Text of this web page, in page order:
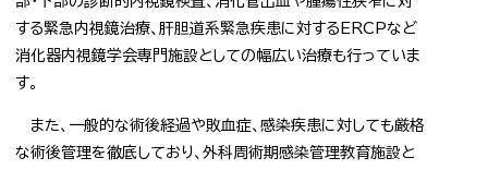
する緊急内視鏡治療、肝胆道系緊急疾患に対するERCPなど
消化器内視鏡学会専門施設としての幅広い治療も行っていま
す。
また、一般的な術後経過や敗血症、感染疾患に対しても厳格
な術後管理を徹底しており、外科周術期感染管理教育施設と